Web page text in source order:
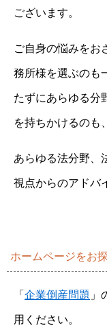
ございます。
ご自身の悩みをお
務所様を選ぶのも
たずにあらゆる分
を持ちかけるのも
あらゆる法分野、
視点からのアドバ
ホームページをお
「 企業倒産問題 」
用ください。